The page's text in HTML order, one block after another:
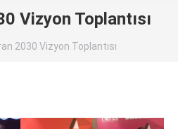
Vizyon Toplantısı
2030 Vizyon Toplantısı